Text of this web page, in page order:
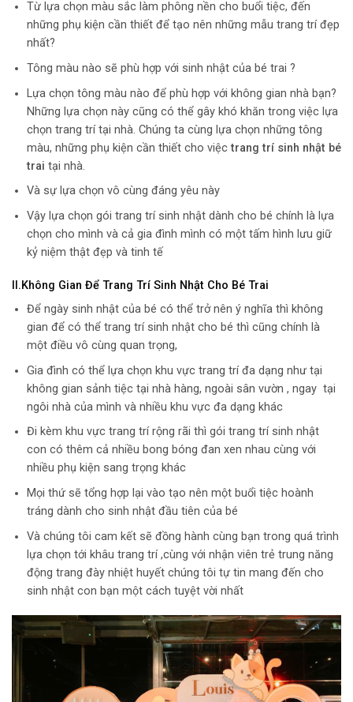
Từ lựa chọn màu sắc làm phông nền cho buổi tiệc, đến
những phụ kiện cần thiết để tạo nên những mẫu trang trí đẹp
nhất?
Tông màu nào sẽ phù hợp với sinh nhật của bé trai ?
Lựa chọn tông màu nào để phù hợp với không gian nhà bạn?
Những lựa chọn này cũng có thể gây khó khăn trong việc lựa
chọn trang trí tại nhà. Chúng ta cùng lựa chọn những tông
màu, những phụ kiện cần thiết cho việctrang trí sinh nhật bé
trai tại nhà.
Và sự lựa chọn vô cùng đáng yêu này
Vậy lựa chọn gói trang trí sinh nhật dành cho bé chính là lựa
chọn cho mình và cả gia đình mình có một tấm hình lưu giữ
kỷ niệm thật đẹp và tinh tế
II.Không Gian Để Trang Trí Sinh Nhật Cho Bé Trai
Để ngày sinh nhật của bé có thể trở nên ý nghĩa thì không
gian để có thể trang trí sinh nhật cho bé thì cũng chính là
một điều vô cùng quan trọng,
Gia đình có thể lựa chọn khu vực trang trí đa dạng như tại
không gian sảnh tiệc tại nhà hàng, ngoài sân vườn , ngay tại
ngôi nhà của mình và nhiều khu vực đa dạng khác
Đi kèm khu vực trang trí rộng rãi thì gói trang trí sinh nhật
con có thêm cả nhiều bong bóng đan xen nhau cùng với
nhiều phụ kiện sang trọng khác
Mọi thứ sẽ tổng hợp lại vào tạo nên một buổi tiệc hoành
tráng dành cho sinh nhật đầu tiên của bé
Và chúng tôi cam kết sẽ đồng hành cùng bạn trong quá trình
lựa chọn tới khâu trang trí ,cùng với nhận viên trẻ trung năng
động trang đày nhiệt huyết chúng tôi tự tin mang đến cho
sinh nhật con bạn một cách tuyệt vời nhất